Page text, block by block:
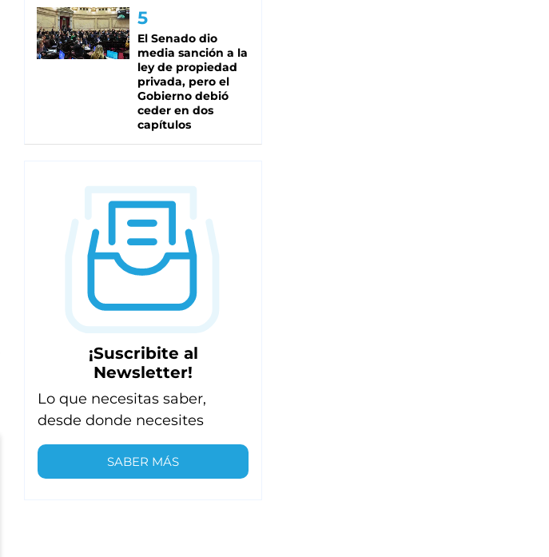
El Senado dio
media sanción a la
ley de propiedad
privada, pero el
Gobierno debió
ceder en dos
capítulos
¡Suscribite al
Newsletter!
Lo que necesitas saber,
desde donde necesites
SABER MÁS